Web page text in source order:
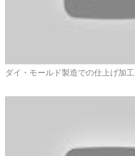
ダイ・モールド製造での仕上げ加工